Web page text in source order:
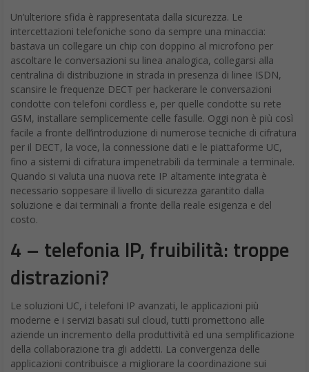
Un’ulteriore sfida è rappresentata dalla sicurezza. Le
intercettazioni telefoniche sono da sempre una minaccia:
bastava un collegare un chip con doppino al microfono per
ascoltare le conversazioni su linea analogica, collegarsi alla
centralina di distribuzione in strada in presenza di linee ISDN,
scansire le frequenze DECT per hackerare le conversazioni
condotte con telefoni cordless e, per quelle condotte su rete
GSM, installare semplicemente celle fasulle. Oggi non è più così
facile a fronte dell’introduzione di numerose tecniche di cifratura
per il DECT, la voce, la connessione dati e le piattaforme UC,
fino a sistemi di cifratura impenetrabili da terminale a terminale.
Quando si valuta una nuova rete IP altamente integrata è
necessario soppesare il livello di sicurezza garantito dalla
soluzione e dai terminali a fronte della reale esigenza e del
costo.
4 – telefonia IP, fruibilità: troppe
distrazioni?
Le soluzioni UC, i telefoni IP avanzati, le applicazioni più
moderne e i servizi basati sul cloud, tutti promettono alle
aziende un incremento della produttività ed una semplificazione
della collaborazione tra gli addetti. La convergenza delle
applicazioni contribuisce a migliorare la coordinazione sui